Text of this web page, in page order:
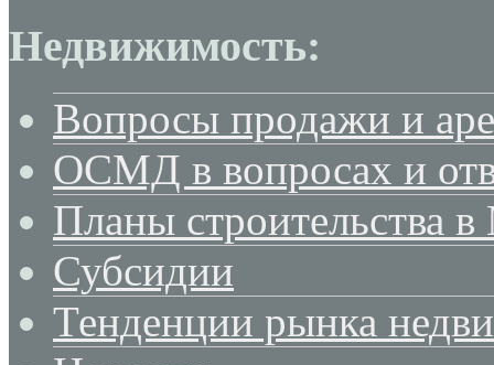
Недвижимость:
Вопросы продажи и
ОСМД в вопросах и
Планы строительства
Субсидии
Тенденции рынка